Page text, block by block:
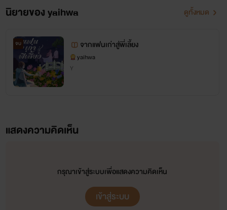
นิยายของ yaihwa ดูทั้งหมด
จบ จากแฟนเก่าสู่พี่เลี้ยง
yaihwa
Y
แสดงความคิดเห็น
กรุณาเข้าสู่ระบบเพื่อแสดงความคิดเห็น
เข้าสู่ระบบ